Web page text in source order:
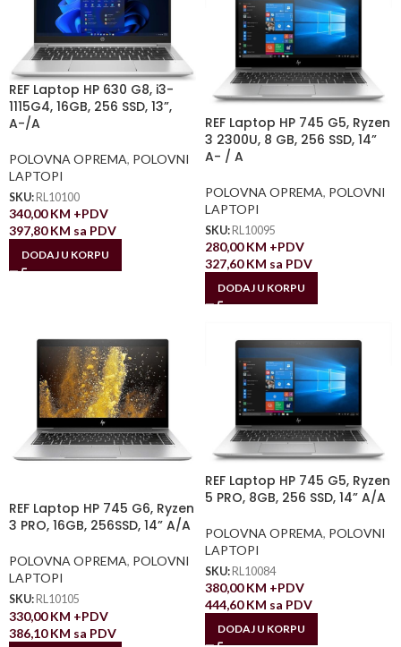
REF Laptop HP 630 G8, i3-
1115G4, 16GB, 256 SSD, 13”,
A-/A
POLOVNA OPREMA, POLOVNI
LAPTOPI
SKU: RL10100
340,00KM +PDV
397,80KM sa PDV
DODAJ U KORPU
REF Laptop HP 745 G5, Ryzen
3 2300U, 8 GB, 256 SSD, 14”
A- / A
POLOVNA OPREMA, POLOVNI
LAPTOPI
SKU: RL10095
280,00KM +PDV
327,60KM sa PDV
DODAJ U KORPU
REF Laptop HP 745 G6, Ryzen
3 PRO, 16GB, 256SSD, 14” A/A
POLOVNA OPREMA, POLOVNI
LAPTOPI
SKU: RL10105
330,00KM +PDV
386,10KM sa PDV
REF Laptop HP 745 G5, Ryzen
5 PRO, 8GB, 256 SSD, 14” A/A
POLOVNA OPREMA, POLOVNI
LAPTOPI
SKU: RL10084
380,00KM +PDV
444,60KM sa PDV
DODAJ U KORPU